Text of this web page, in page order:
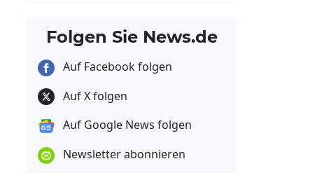
Folgen Sie News.de
Auf Facebook folgen
Auf X folgen
Auf Google News folgen
Newsletter abonnieren